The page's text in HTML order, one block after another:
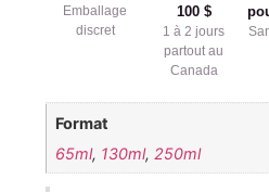
Emballage
discret
100 $
1 à 2 jours
partout au
Canada
Format
65ml, 130ml, 250ml